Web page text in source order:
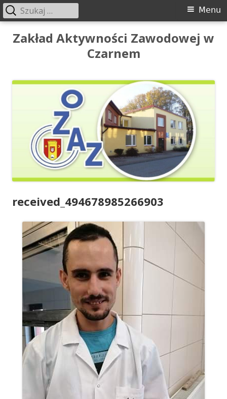
Przeskocz
Zakład Aktywności Zawodowej w
Czarnem
Menu
główne
Menu
Szukaj:
received_494678985266903